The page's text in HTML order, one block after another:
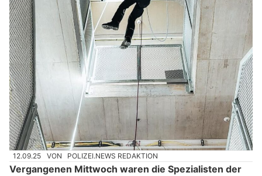
12.09.25 VON POLIZEI.NEWS REDAKTION
Vergangenen Mittwoch waren die Spezialisten der